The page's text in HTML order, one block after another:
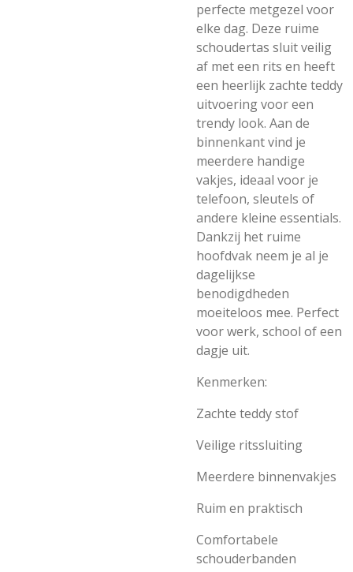
perfecte metgezel voor
elke dag. Deze ruime
schoudertas sluit veilig
af met een rits en heeft
een heerlijk zachte teddy
uitvoering voor een
trendy look. Aan de
binnenkant vind je
meerdere handige
vakjes, ideaal voor je
telefoon, sleutels of
andere kleine essentials.
Dankzij het ruime
hoofdvak neem je al je
dagelijkse
benodigdheden
moeiteloos mee. Perfect
voor werk, school of een
dagje uit.
Kenmerken:
Zachte teddy stof
Veilige ritssluiting
Meerdere binnenvakjes
Ruim en praktisch
Comfortabele
schouderbanden